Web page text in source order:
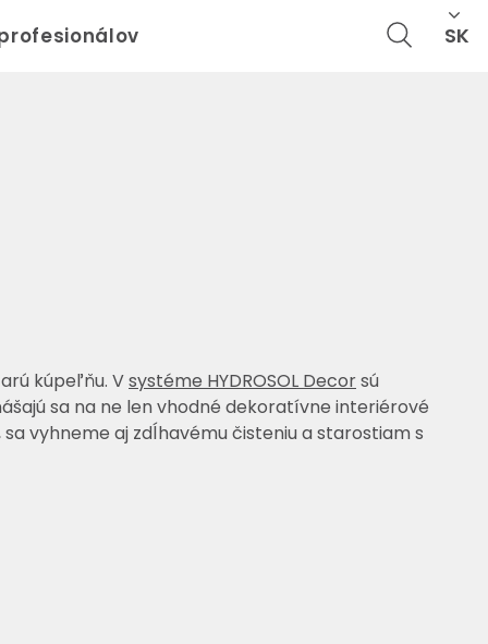
SK
kúpeľňu. Vsystéme HYDROSOL Decorsú
sa na ne len vhodné dekoratívne interiérové
vyhneme aj zdĺhavému čisteniu a starostiam s